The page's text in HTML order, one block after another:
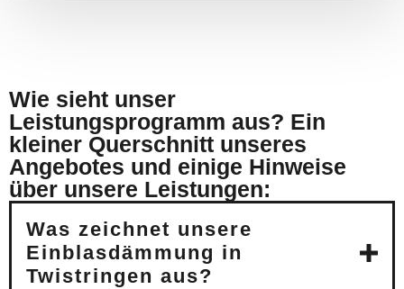
Wie sieht unser
Leistungsprogramm aus? Ein
kleiner Querschnitt unseres
Angebotes und einige Hinweise
über unsere Leistungen:
Was zeichnet unsere
Einblasdämmung in
Twistringen aus?